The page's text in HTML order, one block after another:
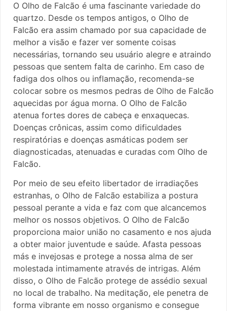
O Olho de Falcão é uma fascinante variedade do
quartzo. Desde os tempos antigos, o Olho de
Falcão era assim chamado por sua capacidade de
melhor a visão e fazer ver somente coisas
necessárias, tornando seu usuário alegre e atraindo
pessoas que sentem falta de carinho. Em caso de
fadiga dos olhos ou inflamação, recomenda-se
colocar sobre os mesmos pedras de Olho de Falcão
aquecidas por água morna. O Olho de Falcão
atenua fortes dores de cabeça e enxaquecas.
Doenças crônicas, assim como dificuldades
respiratórias e doenças asmáticas podem ser
diagnosticadas, atenuadas e curadas com Olho de
Falcão.
Por meio de seu efeito libertador de irradiações
estranhas, o Olho de Falcão estabiliza a postura
pessoal perante a vida e faz com que alcancemos
melhor os nossos objetivos. O Olho de Falcão
proporciona maior união no casamento e nos ajuda
a obter maior juventude e saúde. Afasta pessoas
más e invejosas e protege a nossa alma de ser
molestada intimamente através de intrigas. Além
disso, o Olho de Falcão protege de assédio sexual
no local de trabalho. Na meditação, ele penetra de
forma vibrante em nosso organismo e consegue